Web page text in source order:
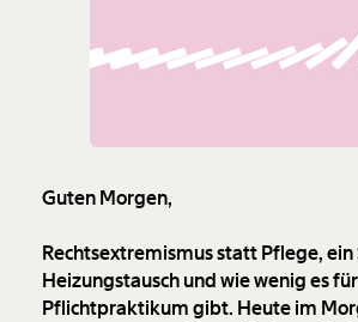
Guten Morgen,
Rechtsextremismus statt Pflege,
Heizungstausch und wie wenig es
Pflichtpraktikum gibt. Heute im